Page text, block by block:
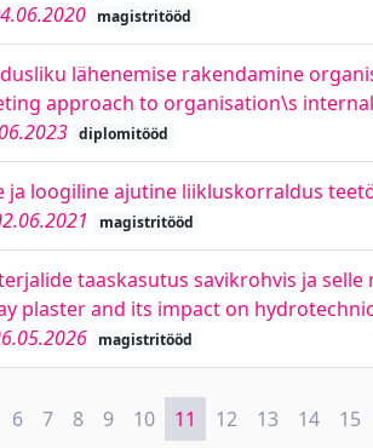
magistritööd
lähenemise rakendamine
approach to organisation\s
diplomitööd
ja loogiline ajutine liikluskorraldus
magistritööd
taaskasutus savikrohvis ja
plaster and its impact on
magistritööd
6 7 8 9 10 11 12 13 14 15